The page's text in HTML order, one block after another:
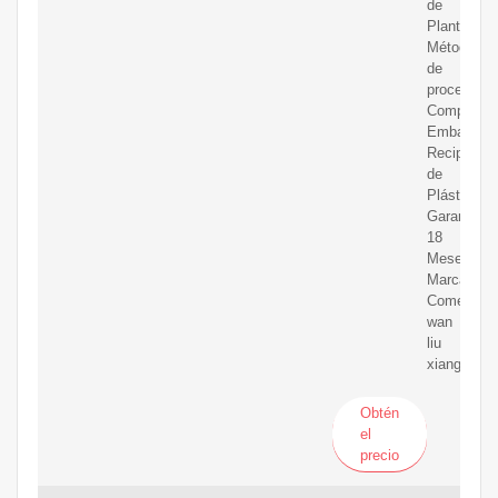
de
Planta
Método
de
Embalaje:
Recipiente
de
Plástico
Garantía:
18
Meses
Marca
Comercial:
wan
liu
xiang
Obtén
el
precio